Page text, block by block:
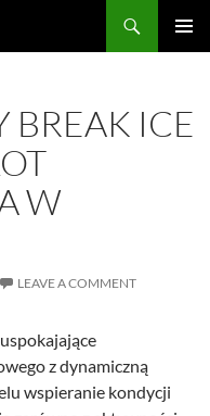
BREAK ICE
W
LEAVE A COMMENT
z dynamiczną
wspieranie kondycji